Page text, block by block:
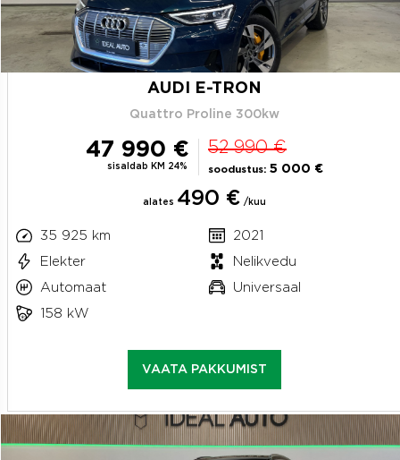
AUDI E-TRON
Quattro Proline 300kw
47 990 €
sisaldab KM 24%
52 990 €
soodustus: 5 000 €
alates 490 € /kuu
35 925 km
2021
Elekter
Nelikvedu
Automaat
Universaal
158 kW
VAATA PAKKUMIST